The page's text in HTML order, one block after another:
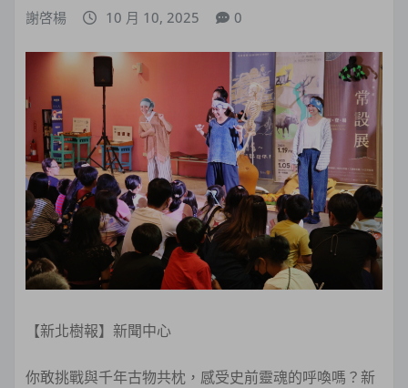
謝啓楊 10 月 10, 2025 0
【新北樹報】新聞中心
你敢挑戰與千年古物共枕，感受史前靈魂的呼喚嗎？新